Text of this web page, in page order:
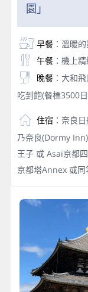
園」
早餐：溫暖的
午餐：機上
晚餐：大和
吃到飽(餐標3500
住宿 ：奈良
乃奈良(Dormy
王子 或 Asai京都
京都塔Annex 或同